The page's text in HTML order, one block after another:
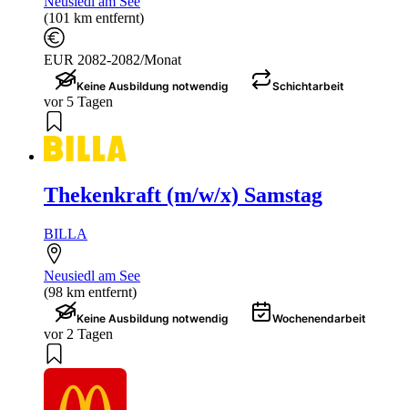
(101 km entfernt)
EUR 2082-2082/Monat
Keine Ausbildung notwendig Schichtarbeit
vor 5 Tagen
Thekenkraft (m/w/x) Samstag
BILLA
Neusiedl am See
(98 km entfernt)
Keine Ausbildung notwendig Wochenendarbeit
vor 2 Tagen